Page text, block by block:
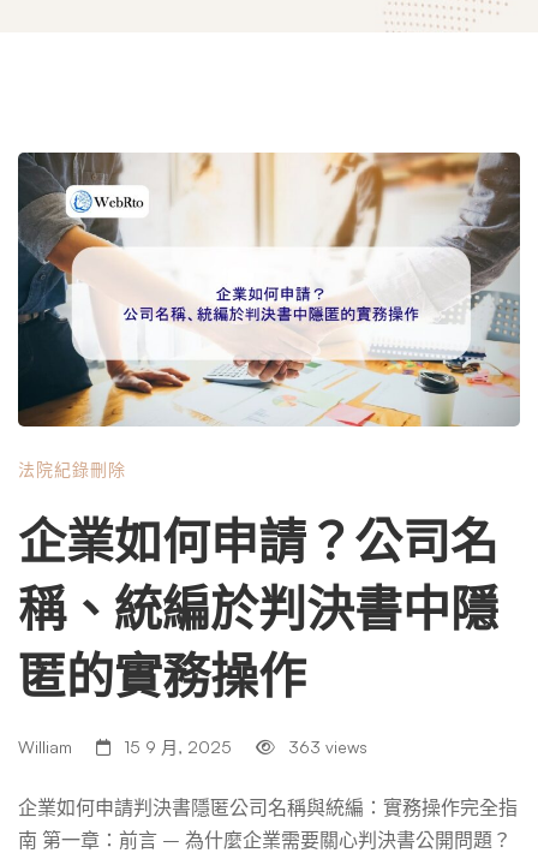
法院紀錄刪除
企業如何申請？公司名
稱、統編於判決書中隱
匿的實務操作
William 15 9 月, 2025 363 views
企業如何申請判決書隱匿公司名稱與統編：實務操作完全指
南 第一章：前言 – 為什麼企業需要關心判決書公開問題？